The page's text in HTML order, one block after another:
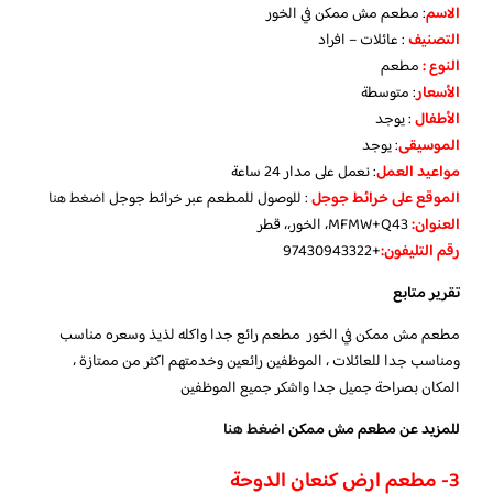
الاسم: مطعم مش ممكن في الخور
التصنيف: عائلات – افراد
النوع :مطعم
الأسعار:متوسطة
الأطفال:يوجد
الموسيقى:يوجد
مواعيد العمل: نعمل على مدار 24 ساعة
الموقع على خرائط جوجل: للوصول للمطعم عبر خرائط جوجلاضغط هنا
العنوان:
رقم التليفون:+97430943322
تقرير متابع
مطعم مش ممكن في الخور مطعم رائع جدا واكله لذيذ وسعره مناسب
ومناسب جدا للعائلات ، الموظفين رائعين وخدمتهم اكثر من ممتازة ،
المكان بصراحة جميل جدا واشكر جميع الموظفين
للمزيد عن مطعم مش ممكناضغط هنا
3- مطعم ارض كنعان الدوحة